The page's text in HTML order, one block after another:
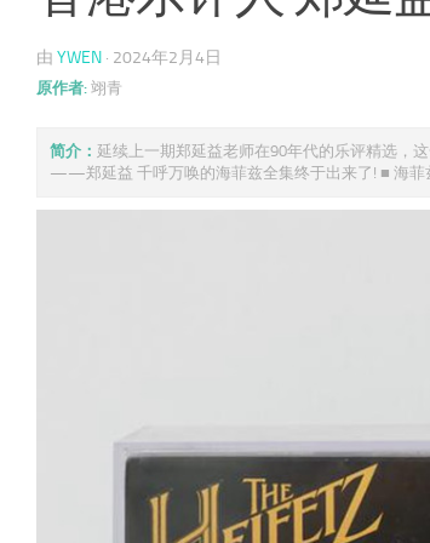
由 YWEN · 2024年2月4日
原作者: 翊青
简介： 延续上一期郑延益老师在90年代的乐评精选，
——郑延益 千呼万唤的海菲兹全集终于出来了! ■ 海菲